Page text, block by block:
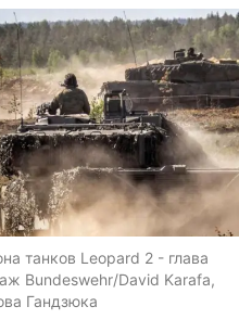
танков Leopard 2 - глава
Bundeswehr/David Karafa,
Гандзюка